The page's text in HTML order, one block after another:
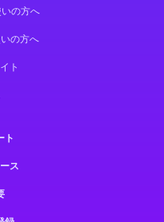
の方へ
の方へ
ト
ト
ス